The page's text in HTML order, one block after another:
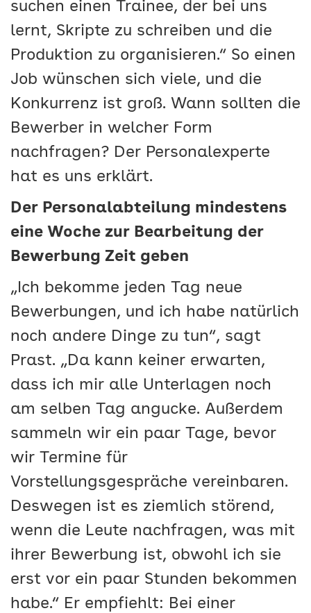
suchen einen Trainee, der bei uns
lernt, Skripte zu schreiben und die
Produktion zu organisieren.“ So einen
Job wünschen sich viele, und die
Konkurrenz ist groß. Wann sollten die
Bewerber in welcher Form
nachfragen? Der Personalexperte
hat es uns erklärt.
Der Personalabteilung mindestens
eine Woche zur Bearbeitung der
Bewerbung Zeit geben
„Ich bekomme jeden Tag neue
Bewerbungen, und ich habe natürlich
noch andere Dinge zu tun“, sagt
Prast. „Da kann keiner erwarten,
dass ich mir alle Unterlagen noch
am selben Tag angucke. Außerdem
sammeln wir ein paar Tage, bevor
wir Termine für
Vorstellungsgespräche vereinbaren.
Deswegen ist es ziemlich störend,
wenn die Leute nachfragen, was mit
ihrer Bewerbung ist, obwohl ich sie
erst vor ein paar Stunden bekommen
habe.“ Er empfiehlt: Bei einer